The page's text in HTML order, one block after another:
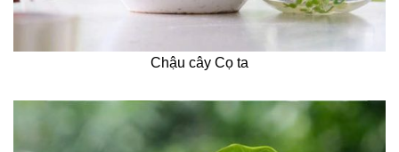
Chậu cây Cọ ta